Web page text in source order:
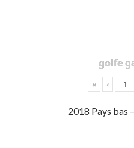
golfe
« ‹
2018 Pays bas